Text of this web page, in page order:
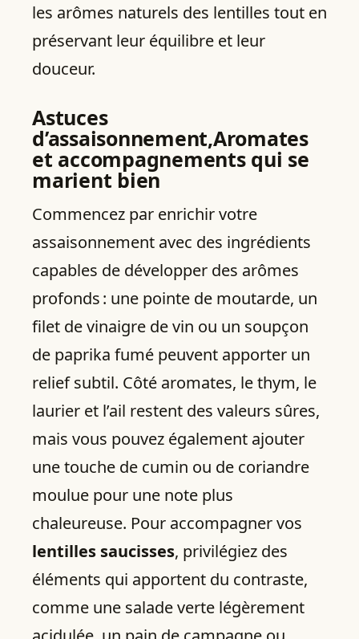
les arômes naturels des lentilles tout en
préservant leur équilibre et leur
douceur.
Astuces
d’assaisonnement,Aromates
et accompagnements qui se
marient bien
Commencez par enrichir votre
assaisonnement avec des ingrédients
capables de développer des arômes
profonds : une pointe de moutarde, un
filet de vinaigre de vin ou un soupçon
de paprika fumé peuvent apporter un
relief subtil. Côté aromates, le thym, le
laurier et l’ail restent des valeurs sûres,
mais vous pouvez également ajouter
une touche de cumin ou de coriandre
moulue pour une note plus
chaleureuse. Pour accompagner vos
lentilles saucisses, privilégiez des
éléments qui apportent du contraste,
comme une salade verte légèrement